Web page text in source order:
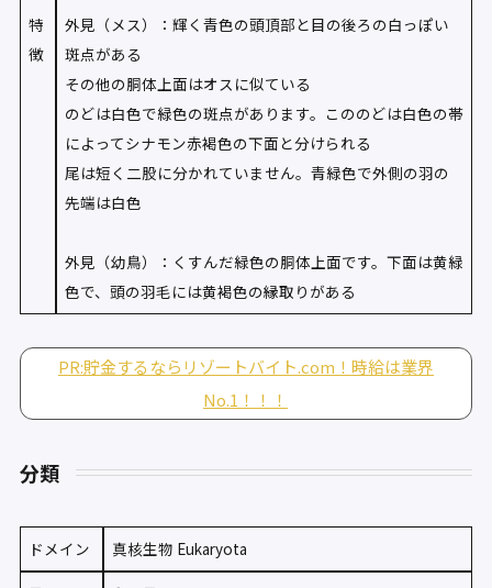
特
徴
外見（メス）：輝く青色の頭頂部と目の後ろの白っぽい
斑点がある
その他の胴体上面はオスに似ている
のどは白色で緑色の斑点があります。こののどは白色の帯
によってシナモン赤褐色の下面と分けられる
尾は短く二股に分かれていません。青緑色で外側の羽の
先端は白色
外見（幼鳥）：くすんだ緑色の胴体上面です。下面は黄緑
色で、頭の羽毛には黄褐色の縁取りがある
PR:貯金するならリゾートバイト.com！時給は業界
No.1！！！
分類
ドメイン 真核生物 Eukaryota